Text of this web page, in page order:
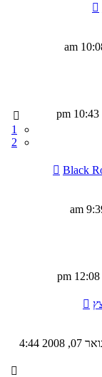
1
2
Black
ב' ינואר 07, 2008 4:44